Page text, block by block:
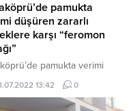
pamukta
düşüren zararlı
karşı “feromon
pamukta verimi
zararlı böceklere karşı
tuzağı"
13:42 0